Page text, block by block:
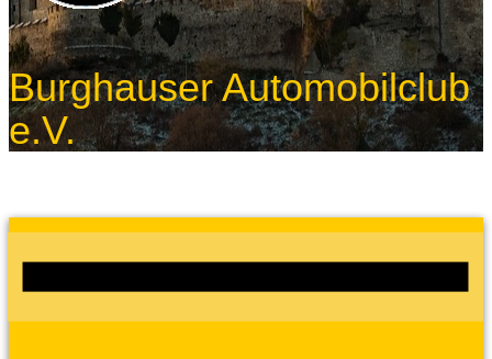
Burghauser Automobilclub
e.V.